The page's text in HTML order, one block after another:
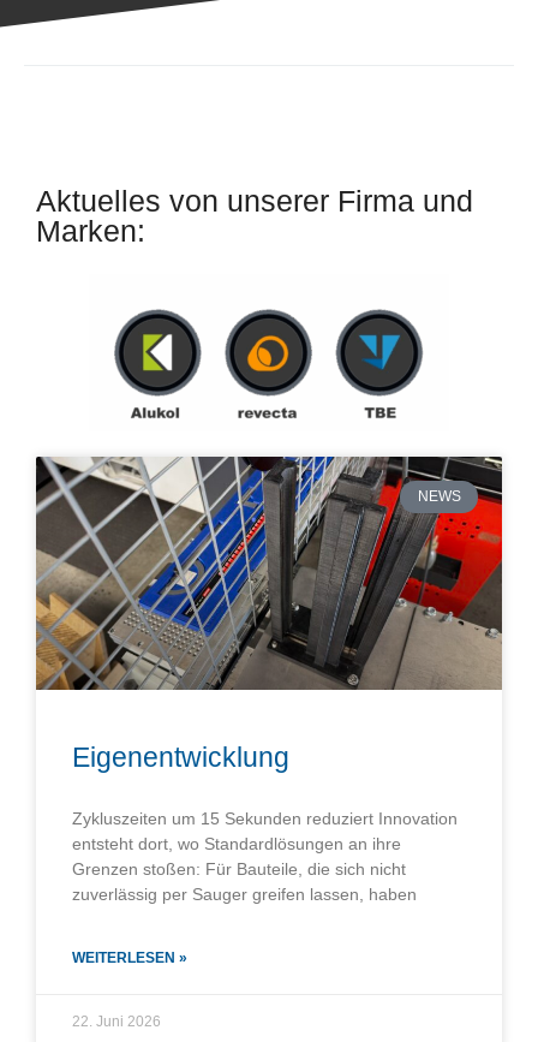
Aktuelles von unserer Firma und
Marken:
NEWS
Eigenentwicklung
Zykluszeiten um 15 Sekunden reduziert Innovation
entsteht dort, wo Standardlösungen an ihre
Grenzen stoßen: Für Bauteile, die sich nicht
zuverlässig per Sauger greifen lassen, haben
WEITERLESEN »
22. Juni 2026